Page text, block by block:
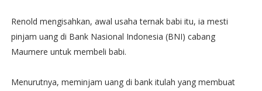
Renold mengisahkan, awal usaha ternak babi itu, ia mesti
pinjam uang di Bank Nasional Indonesia (BNI) cabang
Maumere untuk membeli babi.
Menurutnya, meminjam uang di bank itulah yang membuat